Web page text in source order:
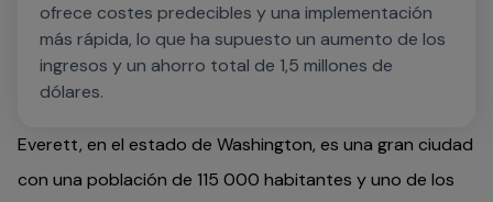
ofrece costes predecibles y una implementación
más rápida, lo que ha supuesto un aumento de los
ingresos y un ahorro total de 1,5 millones de
dólares.
Everett, en el estado de Washington, es una gran ciudad
con una población de 115 000 habitantes y uno de los